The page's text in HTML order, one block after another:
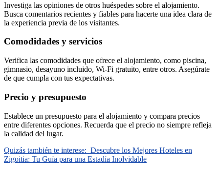
Investiga las opiniones de otros huéspedes sobre el alojamiento.
Busca comentarios recientes y fiables para hacerte una idea clara de
la experiencia previa de los visitantes.
Comodidades y servicios
Verifica las comodidades que ofrece el alojamiento, como piscina,
gimnasio, desayuno incluido, Wi-Fi gratuito, entre otros. Asegúrate
de que cumpla con tus expectativas.
Precio y presupuesto
Establece un presupuesto para el alojamiento y compara precios
entre diferentes opciones. Recuerda que el precio no siempre refleja
la calidad del lugar.
Quizás también te interese: Descubre los Mejores Hoteles en
Zigoitia: Tu Guía para una Estadía Inolvidable